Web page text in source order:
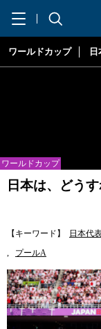
ワールドカップ
ワールドカップ
日本は、どう
【キーワード】 日本代
,
プールA